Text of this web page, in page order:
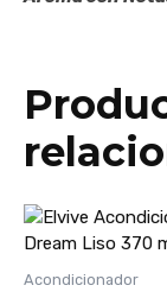
Acondicionador